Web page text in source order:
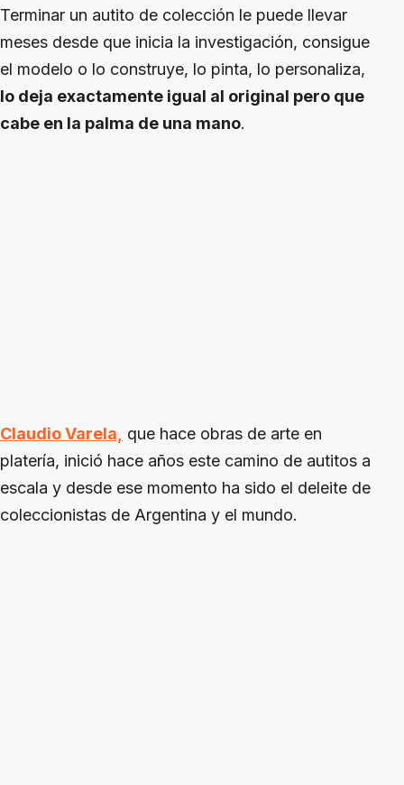
Terminar un autito de colección le puede llevar
meses desde que inicia la investigación, consigue
el modelo o lo construye, lo pinta, lo personaliza,
lo deja exactamente igual al original pero que
cabe en la palma de una mano.
Claudio Varela, que hace obras de arte en
platería, inició hace años este camino de autitos a
escala y desde ese momento ha sido el deleite de
coleccionistas de Argentina y el mundo.